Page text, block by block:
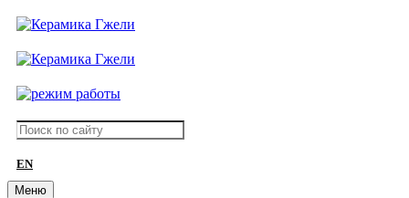
EN
Меню